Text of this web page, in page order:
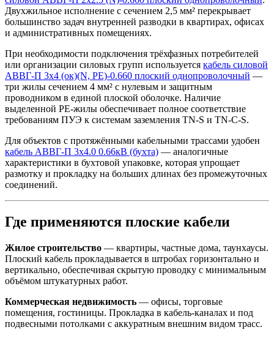
Двухжильное исполнение с сечением 2,5 мм² перекрывает
большинство задач внутренней разводки в квартирах, офисах
и административных помещениях.
При необходимости подключения трёхфазных потребителей
или организации силовых групп используется кабель силовой
АВВГ-П 3х4 (ок)(N, РЕ)-0.660 плоский однопроволочный —
три жилы сечением 4 мм² с нулевым и защитным
проводником в единой плоской оболочке. Наличие
выделенной PE-жилы обеспечивает полное соответствие
требованиям ПУЭ к системам заземления TN-S и TN-C-S.
Для объектов с протяжёнными кабельными трассами удобен
кабель АВВГ-П 3х4.0 0.66кВ (бухта) — аналогичные
характеристики в бухтовой упаковке, которая упрощает
размотку и прокладку на больших длинах без промежуточных
соединений.
Где применяются плоские кабели
Жилое строительство — квартиры, частные дома, таунхаусы.
Плоский кабель прокладывается в штробах горизонтально и
вертикально, обеспечивая скрытую проводку с минимальным
объёмом штукатурных работ.
Коммерческая недвижимость — офисы, торговые
помещения, гостиницы. Прокладка в кабель-каналах и под
подвесными потолками с аккуратным внешним видом трасс.